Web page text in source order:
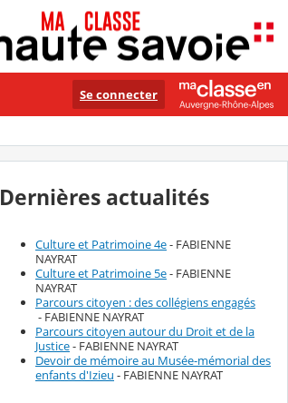
Se connecter
Dernières actualités
Culture et Patrimoine 4e- FABIENNE
NAYRAT
Culture et Patrimoine 5e- FABIENNE
NAYRAT
Parcours citoyen : des collégiens engagés
- FABIENNE NAYRAT
Parcours citoyen autour du Droit et de la
Justice- FABIENNE NAYRAT
Devoir de mémoire au Musée-mémorial des
enfants d'Izieu - FABIENNE NAYRAT